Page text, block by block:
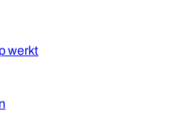
werkt